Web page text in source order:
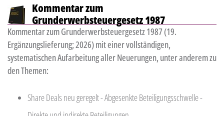
Kommentar zum
Grunderwerbsteuergesetz 1987
Kommentar zum Grunderwerbsteuergesetz 1987 (19.
Ergänzungslieferung; 2026) mit einer vollständigen,
systematischen Aufarbeitung aller Neuerungen, unter anderem zu
den Themen:
Share Deals neu geregelt - Abgesenkte Beteiligungsschwelle -